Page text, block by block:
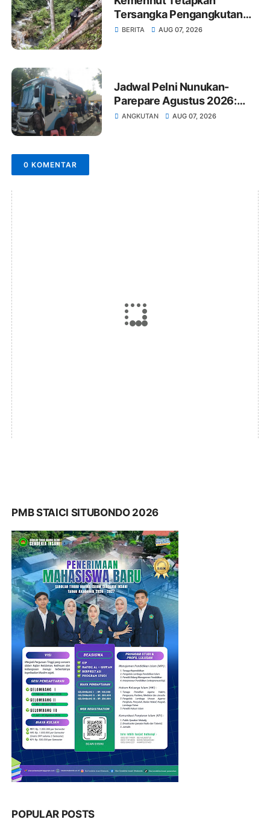
Tersangka Pengangkutan
Kayu Ilegal Sumut
BERITA AUG 07, 2026
Jadwal Pelni Nunukan-
Parepare Agustus 2026:
Jam Berangkat dan Harga
ANGKUTAN AUG 07, 2026
0 KOMENTAR
PMB STAICI SITUBONDO 2026
POPULAR POSTS